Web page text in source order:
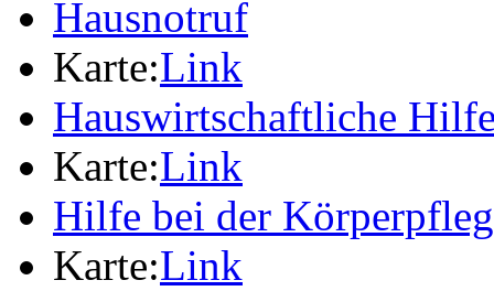
Hausnotruf
Karte:Link
Hauswirtschaftliche
Karte:Link
Hilfe bei der
Karte:Link